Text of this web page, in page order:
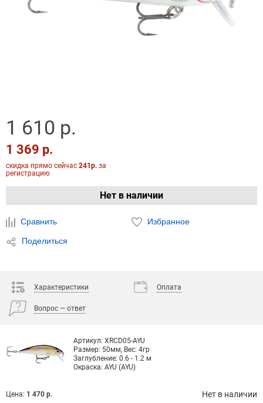
1 610 р.
1 369 р.
скидка прямо сейчас 241р. за
регистрацию
Нет в наличии
Сравнить Избранное
Поделиться
Характеристики Оплата
Вопрос — ответ
Артикул: XRCD05-AYU
Размер: 50мм, Вес: 4гр
Заглубление: 0.6 - 1.2 м
Окраска: AYU (AYU)
Цена: 1 470 р. Нет в наличии